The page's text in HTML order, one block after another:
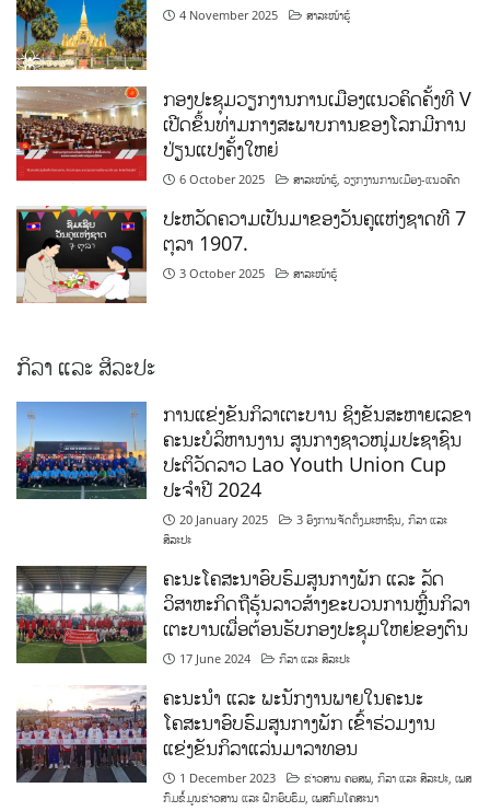
4 November 2025 ສາລະໜ້າຮູ້
ກອງປະຊຸມວຽກງານການເມືອງແນວຄິດຄັ້ງທີ V
ເປີດຂຶ້ນທ່າມກາງສະພາບການຂອງໂລກມີການ
ປ່ຽນແປງຄັ້ງໃຫຍ່
6 October 2025 ສາລະໜ້າຮູ້ ,ວຽກງານການເມືອງ-ແນວຄິດ
ປະຫວັດຄວາມເປັນມາຂອງວັນຄູແຫ່ງຊາດທີ 7
ຕຸລາ 1907.
3 October 2025 ສາລະໜ້າຮູ້
ກິລາ ແລະ ສິລະປະ
ການແຂ່ງຂັນກິລາເຕະບານ ຊິງຂັນສະຫາຍເລຂາ
ຄະນະບໍລິຫານງານ ສູນກາງຊາວໜຸ່ມປະຊາຊົນ
ປະຕິວັດລາວ Lao Youth Union Cup
ປະຈຳປີ 2024
20 January 2025 3 ອົງການຈັດຕັ້ງມະຫາຊົນ,ກິລາ ແລະ
ສິລະປະ
ຄະນະໂຄສະນາອົບຮົມສູນກາງພັກ ແລະ ລັດ
ວິສາຫະກິດຖືຮຸ້ນລາວສ້າງຂະບວນການຫຼີ້ນກິລາ
ເຕະບານເພື່ອຕ້ອນຮັບກອງປະຊຸມໃຫຍ່ຂອງຕົນ
17 June 2024 ກິລາ ແລະ ສິລະປະ
ຄະນະນຳ ແລະ ພະນັກງານພາຍໃນຄະນະ
ໂຄສະນາອົບຮົມສູນກາງພັກ ເຂົ້າຮ່ວມງານ
ແຂ່ງຂັນກິລາແລ່ນມາລາທອນ
1 December 2023 ຂ່າວສານ ຄອສພ,ກິລາ ແລະ ສິລະປະ,ເພສ
ກົມຂໍ້ມູນຂ່າວສານ ແລະ ຝຶກອົບຮົມ,ເພສກົມໂຄສະນາ